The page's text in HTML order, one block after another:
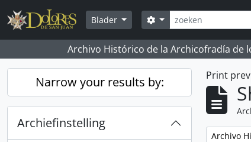
Skip to main content
Blader
zoeken
Search options
Archivo Histórico de la Archicofradía de
Narrow your results by:
Archiefinstelling
Print
Remove
Archivo